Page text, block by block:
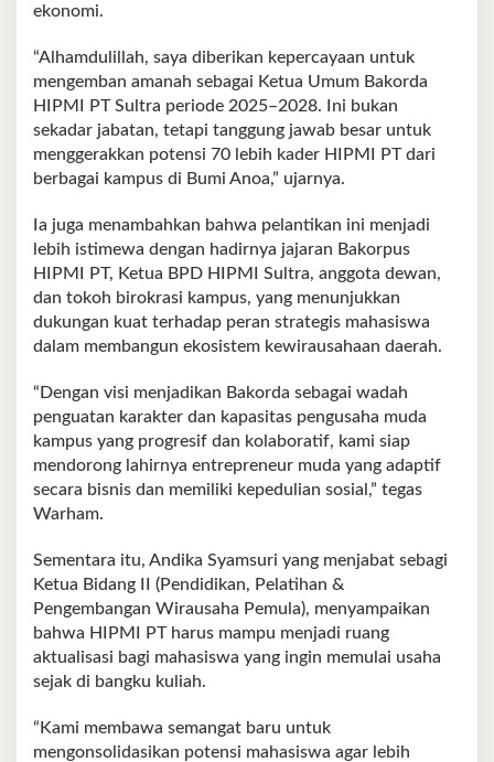
ekonomi.
“Alhamdulillah, saya diberikan kepercayaan untuk
mengemban amanah sebagai Ketua Umum Bakorda
HIPMI PT Sultra periode 2025–2028. Ini bukan
sekadar jabatan, tetapi tanggung jawab besar untuk
menggerakkan potensi 70 lebih kader HIPMI PT dari
berbagai kampus di Bumi Anoa,” ujarnya.
Ia juga menambahkan bahwa pelantikan ini menjadi
lebih istimewa dengan hadirnya jajaran Bakorpus
HIPMI PT, Ketua BPD HIPMI Sultra, anggota dewan,
dan tokoh birokrasi kampus, yang menunjukkan
dukungan kuat terhadap peran strategis mahasiswa
dalam membangun ekosistem kewirausahaan daerah.
“Dengan visi menjadikan Bakorda sebagai wadah
penguatan karakter dan kapasitas pengusaha muda
kampus yang progresif dan kolaboratif, kami siap
mendorong lahirnya entrepreneur muda yang adaptif
secara bisnis dan memiliki kepedulian sosial,” tegas
Warham.
Sementara itu, Andika Syamsuri yang menjabat sebagi
Ketua Bidang II (Pendidikan, Pelatihan &
Pengembangan Wirausaha Pemula), menyampaikan
bahwa HIPMI PT harus mampu menjadi ruang
aktualisasi bagi mahasiswa yang ingin memulai usaha
sejak di bangku kuliah.
“Kami membawa semangat baru untuk
mengonsolidasikan potensi mahasiswa agar lebih